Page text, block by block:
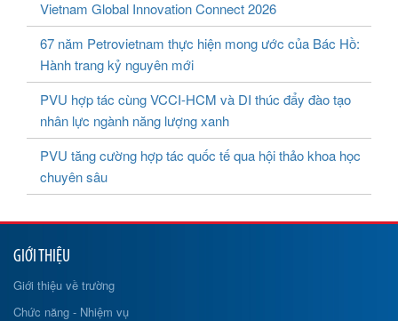
Vietnam Global Innovation Connect 2026
67 năm Petrovietnam thực hiện mong ước của Bác Hồ:
Hành trang kỷ nguyên mới
PVU hợp tác cùng VCCI-HCM và DI thúc đẩy đào tạo
nhân lực ngành năng lượng xanh
PVU tăng cường hợp tác quốc tế qua hội thảo khoa học
chuyên sâu
GIỚI THIỆU
Giới thiệu về trường
Chức năng - Nhiệm vụ